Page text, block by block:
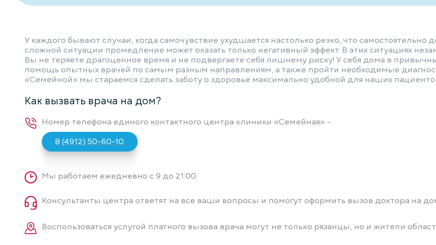
У каждого бывают случаи, когда самочувствие ухудшается настолько резко, что
сложной ситуации промедление может оказать только негативный эффект. В этих ситуациях
Вы не теряете драгоценное время и не подвергаете себя лишнему риску! У себя дома в
помощь опытных врачей по самым разным направлениям, а также пройти необходимые
«Семейной» мы стараемся сделать заботу о здоровье максимально удобной для наших
Как вызвать врача на дом?
Номер телефона единого контактного центра клиники «Семейная» -
8 (4912) 50-60-10
Мы работаем ежедневно с 9 до 21.00.
Консультанты центра ответят на все ваши вопросы и помогут оформить вызов доктора на
Воспользоваться услугой платного вызова врача могут не только рязанцы, но и жители